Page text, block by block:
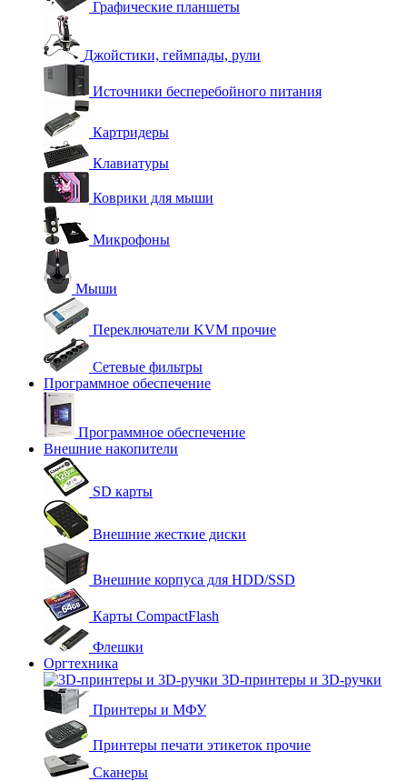
Графические планшеты
Джойстики, геймпады, рули
Источники бесперебойного питания
Картридеры
Клавиатуры
Коврики для мыши
Микрофоны
Мыши
Переключатели KVM прочие
Сетевые фильтры
Программное обеспечение
Программное обеспечение
Внешние накопители
SD карты
Внешние жесткие диски
Внешние корпуса для HDD/SSD
Карты CompactFlash
Флешки
Оргтехника
3D-принтеры и 3D-ручки
Принтеры и МФУ
Принтеры печати этикеток прочие
Сканеры